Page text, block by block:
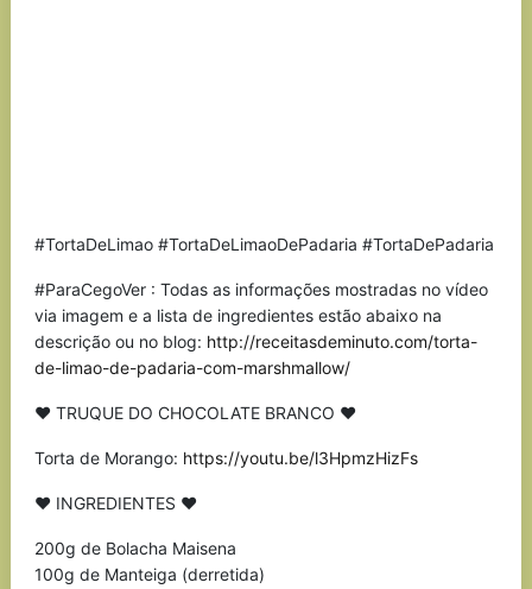
#TortaDeLimao #TortaDeLimaoDePadaria #TortaDePadaria
#ParaCegoVer : Todas as informações mostradas no vídeo
via imagem e a lista de ingredientes estão abaixo na
descrição ou no blog: http://receitasdeminuto.com/torta-
de-limao-de-padaria-com-marshmallow/
♥ TRUQUE DO CHOCOLATE BRANCO ♥
Torta de Morango: https://youtu.be/l3HpmzHizFs
♥ INGREDIENTES ♥
200g de Bolacha Maisena
100g de Manteiga (derretida)